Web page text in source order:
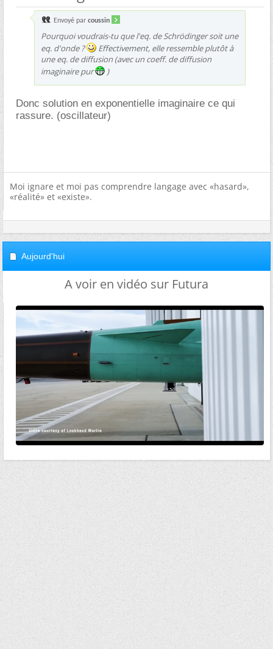
Envoyé par coussin
Pourquoi voudrais-tu que l'eq. de Schrödinger soit une
eq. d'onde ?
Effectivement, elle ressemble plutôt à
une eq. de diffusion (avec un coeff. de diffusion
imaginaire pur
)
Donc solution en exponentielle imaginaire ce qui
rassure. (oscillateur)
Moi ignare et moi pas comprendre langage avec «hasard»,
«réalité» et «existe».
Aujourd'hui
A voir en vidéo sur Futura